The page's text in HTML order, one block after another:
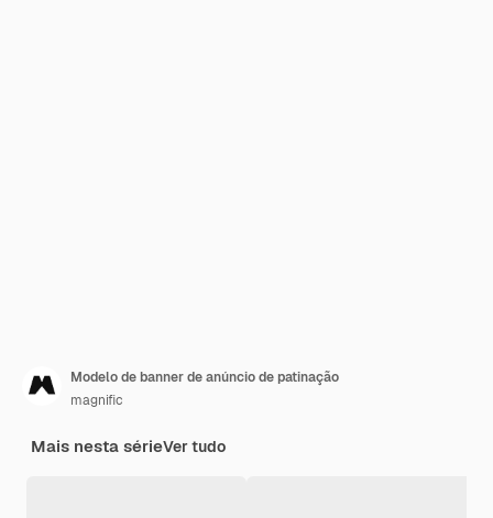
Modelo de banner de anúncio de patinação
magnific
Mais nesta sérieVer tudo